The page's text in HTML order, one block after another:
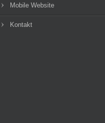
Mobile Website
Kontakt